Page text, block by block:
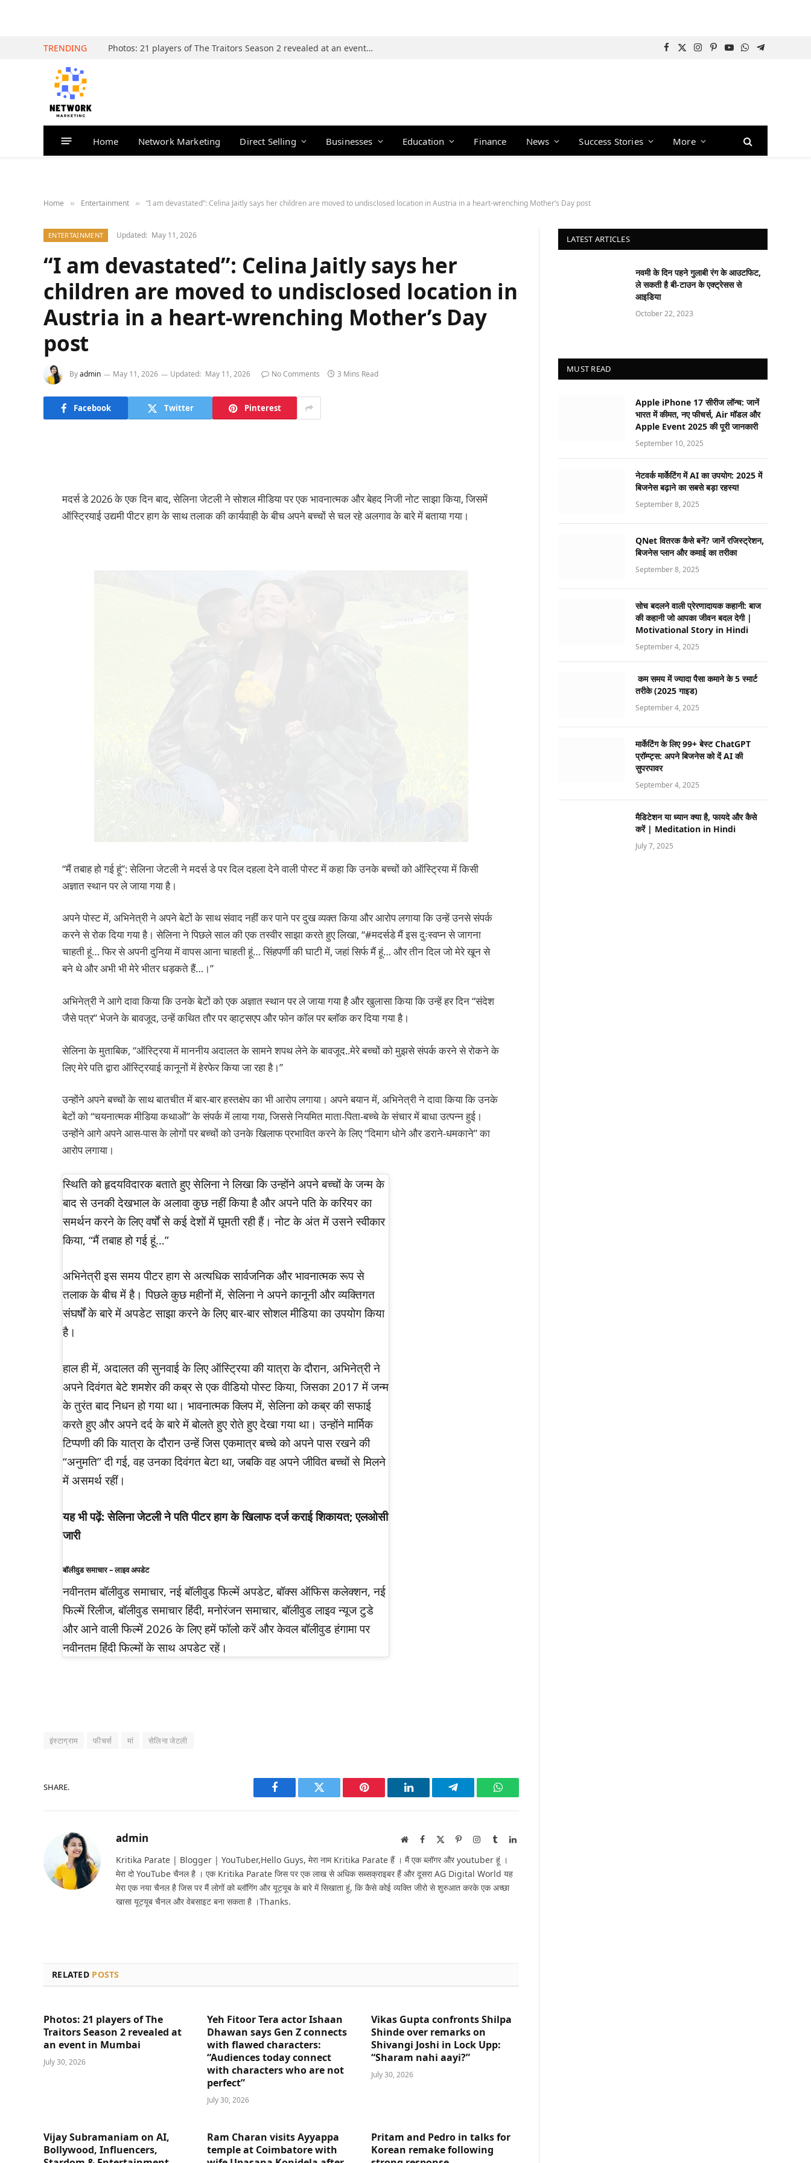
TRENDING Photos: 21 players of The Traitors Season 2 revealed at an event in Mumbai Facebook
X
Instagram
Pinterest
YouTube
WhatsApp
Telegram
Home Network Marketing Direct Selling Businesses Education Finance News Success Stories More
Home » Entertainment » “I am devastated”: Celina Jaitly says her children are moved to undisclosed location in Austria in a heart-wrenching Mother’s Day post
ENTERTAINMENT Updated: May 11, 2026
“I am devastated”: Celina Jaitly says her
children are moved to undisclosed location in
Austria in a heart-wrenching Mother’s Day
post
Byadmin May 11, 2026 Updated: May 11, 2026 No Comments 3 Mins Read
Facebook Twitter Pinterest
मदर्स डे 2026 के एक दिन बाद, सेलिना जेटली ने सोशल मीडिया पर एक भावनात्मक और बेहद निजी नोट साझा किया, जिसमें
ऑस्ट्रियाई उद्यमी पीटर हाग के साथ तलाक की कार्यवाही के बीच अपने बच्चों से चल रहे अलगाव के बारे में बताया गया।
“मैं तबाह हो गई हूं”: सेलिना जेटली ने मदर्स डे पर दिल दहला देने वाली पोस्ट में कहा कि उनके बच्चों को ऑस्ट्रिया में किसी
अज्ञात स्थान पर ले जाया गया है।
अपने पोस्ट में, अभिनेत्री ने अपने बेटों के साथ संवाद नहीं कर पाने पर दुख व्यक्त किया और आरोप लगाया कि उन्हें उनसे संपर्क
करने से रोक दिया गया है। सेलिना ने पिछले साल की एक तस्वीर साझा करते हुए लिखा, “#मदर्सडे मैं इस दुःस्वप्न से जागना
चाहती हूं… फिर से अपनी दुनिया में वापस आना चाहती हूं… सिंहपर्णी की घाटी में, जहां सिर्फ मैं हूं… और तीन दिल जो मेरे खून से
बने थे और अभी भी मेरे भीतर धड़कते हैं…।”
अभिनेत्री ने आगे दावा किया कि उनके बेटों को एक अज्ञात स्थान पर ले जाया गया है और खुलासा किया कि उन्हें हर दिन “संदेश
जैसे पत्र” भेजने के बावजूद, उन्हें कथित तौर पर व्हाट्सएप और फोन कॉल पर ब्लॉक कर दिया गया है।
सेलिना के मुताबिक, “ऑस्ट्रिया में माननीय अदालत के सामने शपथ लेने के बावजूद..मेरे बच्चों को मुझसे संपर्क करने से रोकने के
लिए मेरे पति द्वारा ऑस्ट्रियाई कानूनों में हेरफेर किया जा रहा है।”
उन्होंने अपने बच्चों के साथ बातचीत में बार-बार हस्तक्षेप का भी आरोप लगाया। अपने बयान में, अभिनेत्री ने दावा किया कि उनके
बेटों को “चयनात्मक मीडिया कथाओं” के संपर्क में लाया गया, जिससे नियमित माता-पिता-बच्चे के संचार में बाधा उत्पन्न हुई।
उन्होंने आगे अपने आस-पास के लोगों पर बच्चों को उनके खिलाफ प्रभावित करने के लिए “दिमाग धोने और डराने-धमकाने” का
आरोप लगाया।
स्थिति को हृदयविदारक बताते हुए सेलिना ने लिखा कि उन्होंने अपने बच्चों के जन्म के
बाद से उनकी देखभाल के अलावा कुछ नहीं किया है और अपने पति के करियर का
समर्थन करने के लिए वर्षों से कई देशों में घूमती रही हैं। नोट के अंत में उसने स्वीकार
किया, “मैं तबाह हो गई हूं…”
अभिनेत्री इस समय पीटर हाग से अत्यधिक सार्वजनिक और भावनात्मक रूप से
तलाक के बीच में है। पिछले कुछ महीनों में, सेलिना ने अपने कानूनी और व्यक्तिगत
संघर्षों के बारे में अपडेट साझा करने के लिए बार-बार सोशल मीडिया का उपयोग किया
है।
हाल ही में, अदालत की सुनवाई के लिए ऑस्ट्रिया की यात्रा के दौरान, अभिनेत्री ने
अपने दिवंगत बेटे शमशेर की कब्र से एक वीडियो पोस्ट किया, जिसका 2017 में जन्म
के तुरंत बाद निधन हो गया था। भावनात्मक क्लिप में, सेलिना को कब्र की सफाई
करते हुए और अपने दर्द के बारे में बोलते हुए रोते हुए देखा गया था। उन्होंने मार्मिक
टिप्पणी की कि यात्रा के दौरान उन्हें जिस एकमात्र बच्चे को अपने पास रखने की
“अनुमति” दी गई, वह उनका दिवंगत बेटा था, जबकि वह अपने जीवित बच्चों से मिलने
में असमर्थ रहीं।
यह भी पढ़ें: सेलिना जेटली ने पति पीटर हाग के खिलाफ दर्ज कराई शिकायत; एलओसी
जारी
बॉलीवुड समाचार – लाइव अपडेट
नवीनतम बॉलीवुड समाचार, नई बॉलीवुड फिल्में अपडेट, बॉक्स ऑफिस कलेक्शन, नई
फिल्में रिलीज, बॉलीवुड समाचार हिंदी, मनोरंजन समाचार, बॉलीवुड लाइव न्यूज टुडे
और आने वाली फिल्में 2026 के लिए हमें फॉलो करें और केवल बॉलीवुड हंगामा पर
नवीनतम हिंदी फिल्मों के साथ अपडेट रहें।
इंस्टाग्राम फीचर्स मां सेलिना जेटली
SHARE.
Facebook Twitter Pinterest LinkedIn Telegram WhatsApp
admin WebsiteFacebook PinterestInstagram
TumblrLinkedIn
Kritika Parate | Blogger | YouTuber,Hello Guys, मेरा नाम Kritika Parate हैं । मैं एक ब्लॉगर और youtuber हूं ।
मेरा दो YouTube चैनल है । एक Kritika Parate जिस पर एक लाख से अधिक सब्सक्राइबर हैं और दूसरा AG Digital World यह
मेरा एक नया चैनल है जिस पर मैं लोगों को ब्लॉगिंग और यूट्यूब के बारे में सिखाता हूं, कि कैसे कोई व्यक्ति जीरो से शुरुआत करके एक अच्छा
खासा यूट्यूब चैनल और वेबसाइट बना सकता है ।Thanks.
RELATED POSTS
Photos: 21 players of The
Traitors Season 2 revealed at
an event in Mumbai
July 30, 2026
Yeh Fitoor Tera actor Ishaan
Dhawan says Gen Z connects
with flawed characters:
“Audiences today connect
with characters who are not
perfect”
July 30, 2026
Vikas Gupta confronts Shilpa
Shinde over remarks on
Shivangi Joshi in Lock Upp:
“Sharam nahi aayi?”
July 30, 2026
Vijay Subramaniam on AI,
Bollywood, Influencers,
Ram Charan visits Ayyappa
temple at Coimbatore with
Pritam and Pedro in talks for
Korean remake following
LATEST ARTICLES
नवमी के दिन पहने गुलाबी रंग के आउटफिट,
ले सकती है बी-टाउन के एक्ट्रेसस से
आइडिया
October 22, 2023
MUST READ
Apple iPhone 17 सीरीज लॉन्च: जानें
भारत में कीमत, नए फीचर्स, Air मॉडल और
Apple Event 2025 की पूरी जानकारी
September 10, 2025
नेटवर्क मार्केटिंग में AI का उपयोग: 2025 में
बिजनेस बढ़ाने का सबसे बड़ा रहस्य!
September 8, 2025
QNet वितरक कैसे बनें? जानें रजिस्ट्रेशन,
बिजनेस प्लान और कमाई का तरीका
September 8, 2025
सोच बदलने वाली प्रेरणादायक कहानी: बाज
की कहानी जो आपका जीवन बदल देगी |
Motivational Story in Hindi
September 4, 2025
कम समय में ज्यादा पैसा कमाने के 5 स्मार्ट
तरीके (2025 गाइड)
September 4, 2025
मार्केटिंग के लिए 99+ बेस्ट ChatGPT
प्रॉम्प्ट्स: अपने बिजनेस को दें AI की
सुपरपावर
September 4, 2025
मैडिटेशन या ध्यान क्या है, फायदे और कैसे
करें | Meditation in Hindi
July 7, 2025